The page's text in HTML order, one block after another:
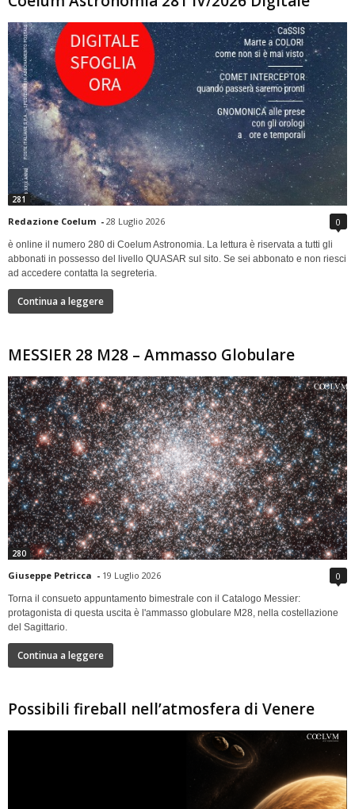
281
Redazione Coelum - 28 Luglio 2026 0
è online il numero 280 di Coelum Astronomia. La lettura è riservata a tutti gli
abbonati in possesso del livello QUASAR sul sito. Se sei abbonato e non riesci
ad accedere contatta la segreteria.
Continua a leggere
MESSIER 28 M28 – Ammasso Globulare
280
Giuseppe Petricca - 19 Luglio 2026 0
Torna il consueto appuntamento bimestrale con il Catalogo Messier:
protagonista di questa uscita è l'ammasso globulare M28, nella costellazione
del Sagittario.
Continua a leggere
Possibili fireball nell’atmosfera di Venere